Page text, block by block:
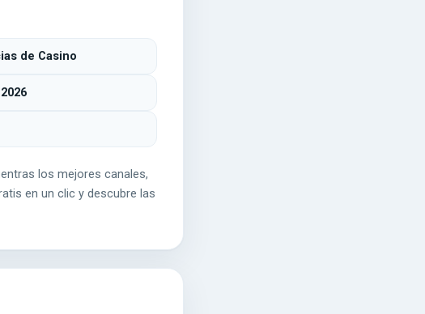
de Casino
los mejores canales,
en un clic y descubre las